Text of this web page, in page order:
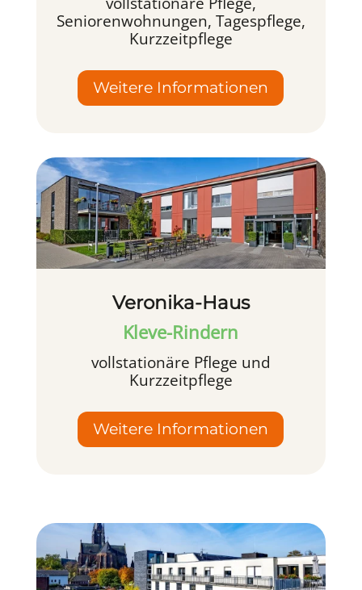
Seniorenwohnungen, Tagespflege,
Kurzzeitpflege
Weitere Informationen
Veronika-Haus
Kleve-Rindern
vollstationäre Pflege und
Kurzzeitpflege
Weitere Informationen